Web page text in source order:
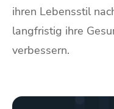
ihren Lebensstil
langfristig ihre
verbessern.